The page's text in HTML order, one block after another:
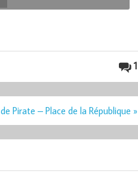
1
Pirate – Place de la République »